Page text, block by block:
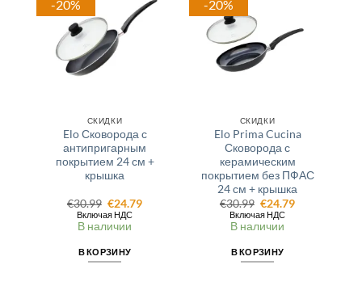
-20%
СКИДКИ
Elo Сковорода с
антипригарным
покрытием 24 см +
крышка
€30.99 Первоначальная
цена
составляла
€30.99.
€24.79Текущая
Включая НДС
В наличии
В КОРЗИНУ
-20%
СКИДКИ
Elo Prima Cucina
Сковорода с
керамическим
покрытием без ПФАС
24 см + крышка
€30.99 Первоначальная
цена
составляла
€30.99.
€24.79Текущая
Включая НДС
В наличии
В КОРЗИНУ